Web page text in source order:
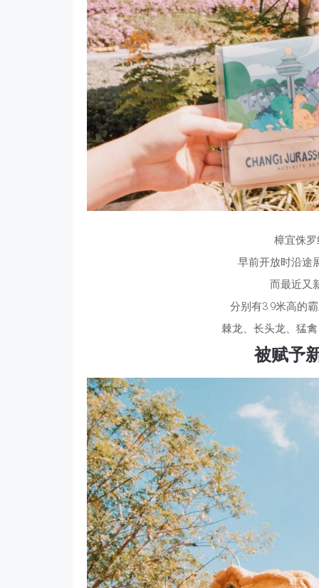
樟宜侏
早前开放时沿途
而最近又
分别有3.9米高的
棘龙、长头龙、猛
被赋予